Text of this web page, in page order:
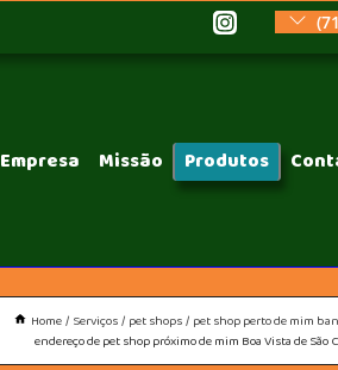
Empresa Missão Produtos
Home Serviços pet shops pet shop perto de mim
endereço de pet shop próximo de mim Boa Vista de São